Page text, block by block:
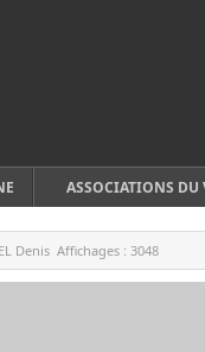
ASSOCIATIONS DU
Denis Affichages : 3048